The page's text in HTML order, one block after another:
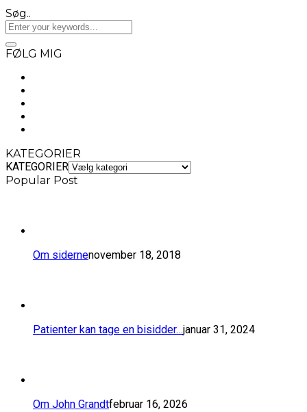
Søg..
FØLG MIG
KATEGORIER
KATEGORIER
Popular Post
Om sidernenovember 18, 2018
​Patienter kan tage en bisidder…januar 31, 2024
Om John Grandtfebruar 16, 2026